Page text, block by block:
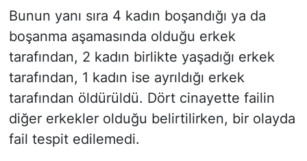
Bunun yanı sıra 4 kadın boşandığı ya da
boşanma aşamasında olduğu erkek
tarafından, 2 kadın birlikte yaşadığı erkek
tarafından, 1 kadın ise ayrıldığı erkek
tarafından öldürüldü. Dört cinayette failin
diğer erkekler olduğu belirtilirken, bir olayda
fail tespit edilemedi.